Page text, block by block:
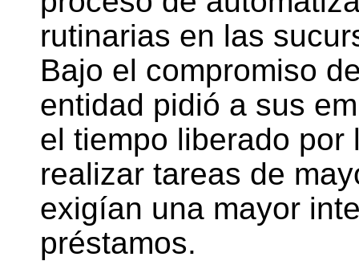
rutinarias en las
Bajo el compromiso
entidad pidió a sus
el tiempo liberado por
realizar tareas de
exigían una mayor
préstamos.